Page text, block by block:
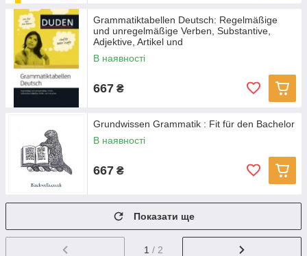
Grammatiktabellen Deutsch: Regelmäßige
und unregelmäßige Verben, Substantive,
Adjektive, Artikel und
В наявності
667 ₴
Grundwissen Grammatik : Fit für den Bachelor
В наявності
667 ₴
Показати ще
1 / 2